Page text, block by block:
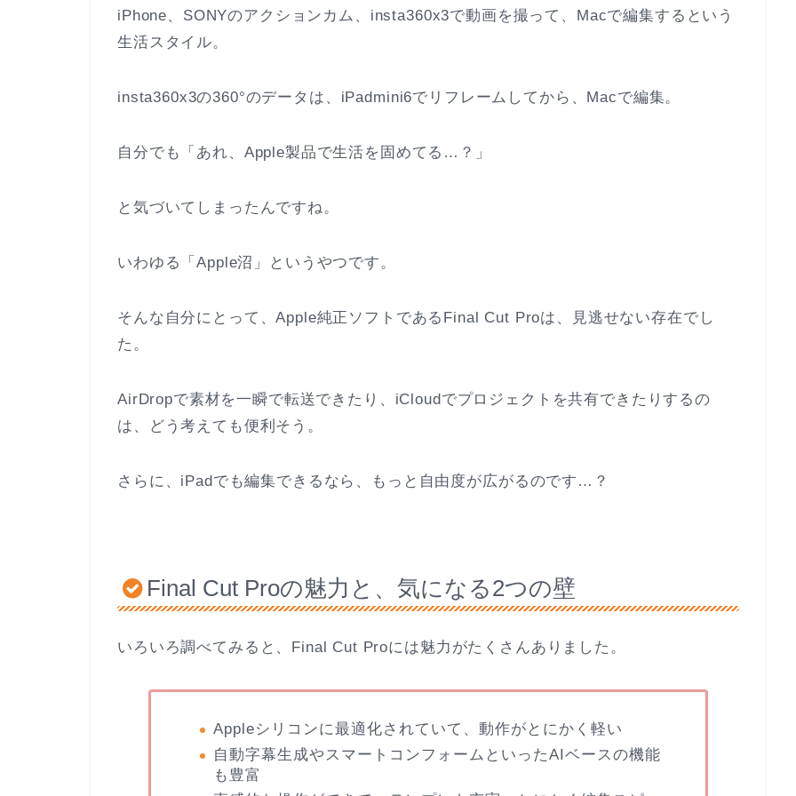
iPhone、SONYのアクションカム、insta360x3で動画を撮って、Macで編集するという
生活スタイル。
insta360x3の360°のデータは、iPadmini6でリフレームしてから、Macで編集。
自分でも「あれ、Apple製品で生活を固めてる…？」
と気づいてしまったんですね。
いわゆる「Apple沼」というやつです。
そんな自分にとって、Apple純正ソフトであるFinal Cut Proは、見逃せない存在でし
た。
AirDropで素材を一瞬で転送できたり、iCloudでプロジェクトを共有できたりするの
は、どう考えても便利そう。
さらに、iPadでも編集できるなら、もっと自由度が広がるのです…？
Final Cut Proの魅力と、気になる2つの壁
いろいろ調べてみると、Final Cut Proには魅力がたくさんありました。
Appleシリコンに最適化されていて、動作がとにかく軽い
自動字幕生成やスマートコンフォームといったAIベースの機能
も豊富